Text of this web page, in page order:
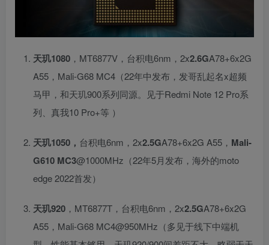
天玑1080 ，MT6877V，台积电6nm，2x2.6GA78+6x2G
A55，Mali-G68 MC4（22年中发布，发哥乱起名x超频
马甲，和天玑900系列同源。见于Redmi Note 12 Pro系
列、真我10 Pro+等 ）
天玑1050， 台积电6nm，2x2.5GA78+6x2G A55， Mali-
G610 MC3@1000MHz（22年5月发布，海外的moto
edge 2022首发）
天玑920 ，MT6877T，台积电6nm，2x2.5GA78+6x2G
A55，Mali-G68 MC4@950MHz（多见于线下中端机